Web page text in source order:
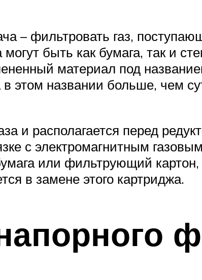
– фильтровать газ,
быть как бумага, так и
материал под
этом названии больше, чем
и располагается перед
с электромагнитным
или фильтрующий
в замене этого картриджа.